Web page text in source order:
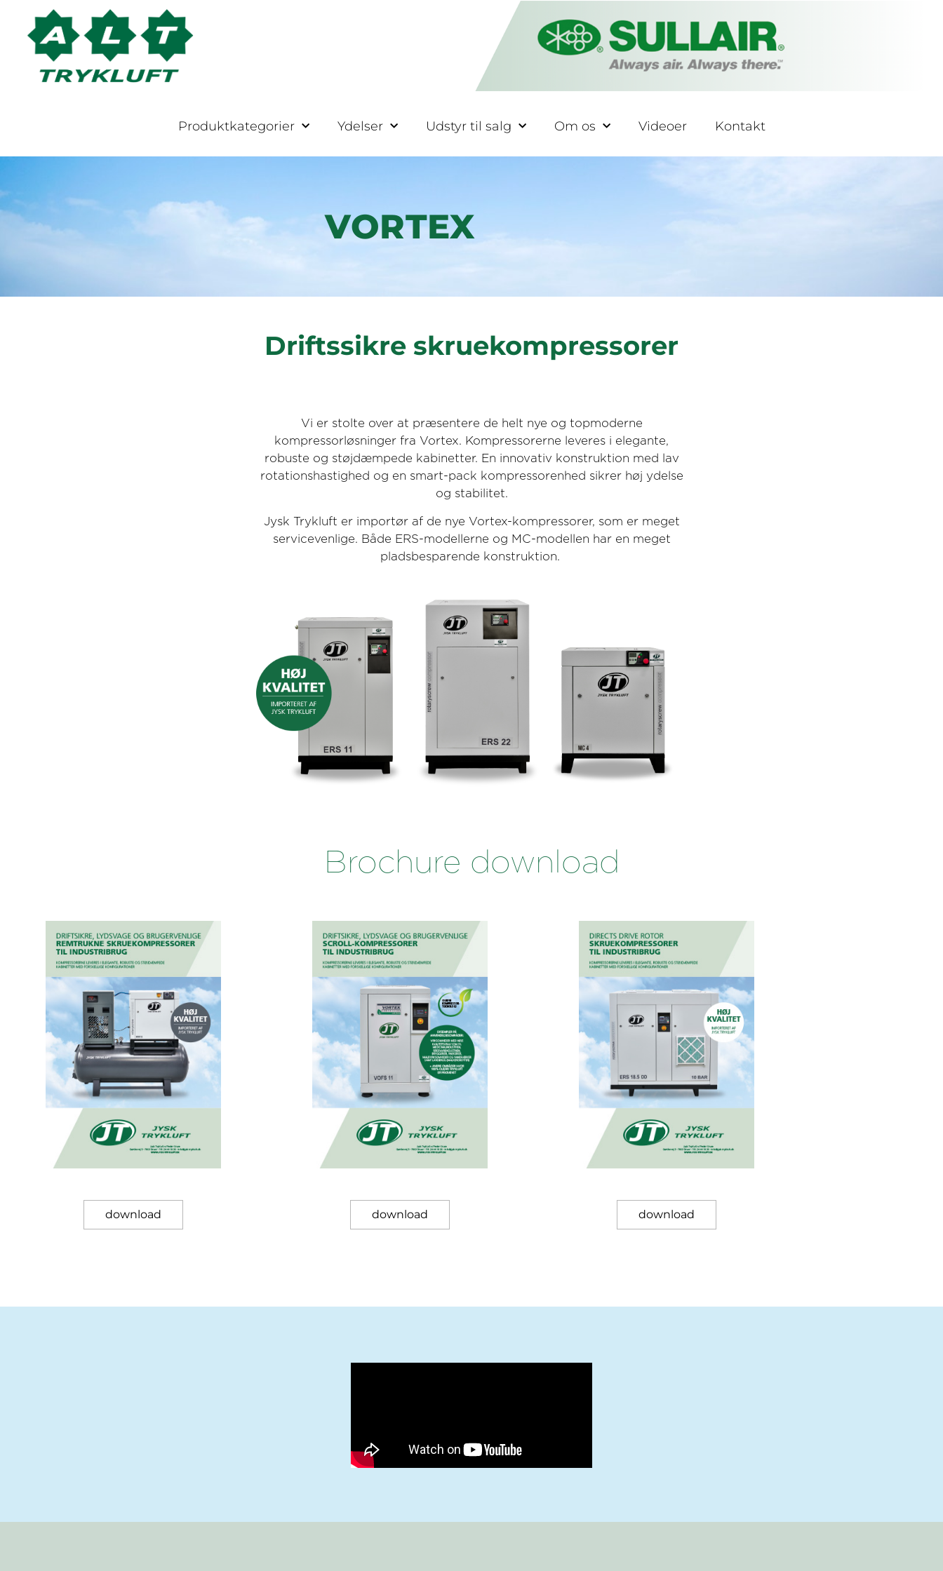
Produktkategorier Ydelser Udstyr til salg Om os Videoer Kontakt
VORTEX
Driftssikre skruekompressorer
Vi er stolte over at præsentere de helt nye og topmoderne
kompressorløsninger fra Vortex. Kompressorerne leveres i elegante,
robuste og støjdæmpede kabinetter. En innovativ konstruktion med lav
rotationshastighed og en smart-pack kompressorenhed sikrer høj ydelse
og stabilitet.
Jysk Trykluft er importør af de nye Vortex-kompressorer, som er meget
servicevenlige. Både ERS-modellerne og MC-modellen har en meget
pladsbesparende konstruktion.
Brochure download
download download download